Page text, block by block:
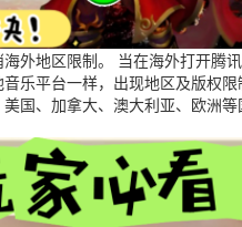
外地区限制。 当在海外打开
乐平台一样，出现地区及版权
国、加拿大、澳大利亚、欧洲